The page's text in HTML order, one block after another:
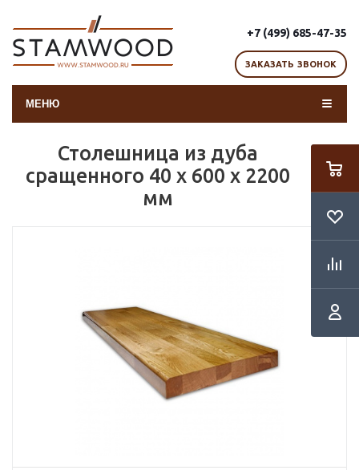
+7 (499) 685-47-35
ЗАКАЗАТЬ ЗВОНОК
МЕНЮ
Столешница из дуба
сращенного 40 х 600 х 2200
мм